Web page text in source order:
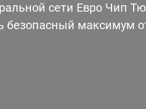
сети Евро Чип
безопасный максимум